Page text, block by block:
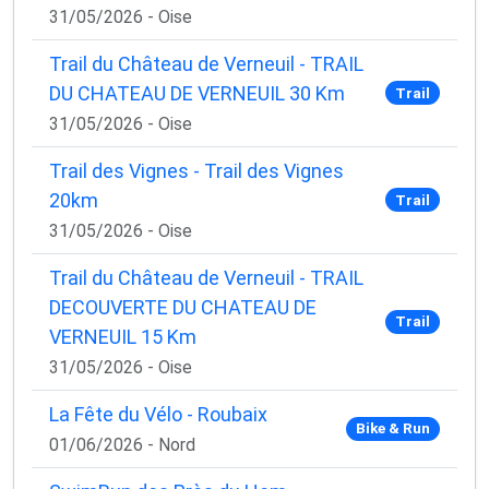
31/05/2026 - Oise
Trail du Château de Verneuil - TRAIL
DU CHATEAU DE VERNEUIL 30 Km
31/05/2026 - Oise
Trail
Trail des Vignes - Trail des Vignes
20km
31/05/2026 - Oise
Trail
Trail du Château de Verneuil - TRAIL
DECOUVERTE DU CHATEAU DE
VERNEUIL 15 Km
31/05/2026 - Oise
Trail
La Fête du Vélo - Roubaix
01/06/2026 - Nord
Bike & Run